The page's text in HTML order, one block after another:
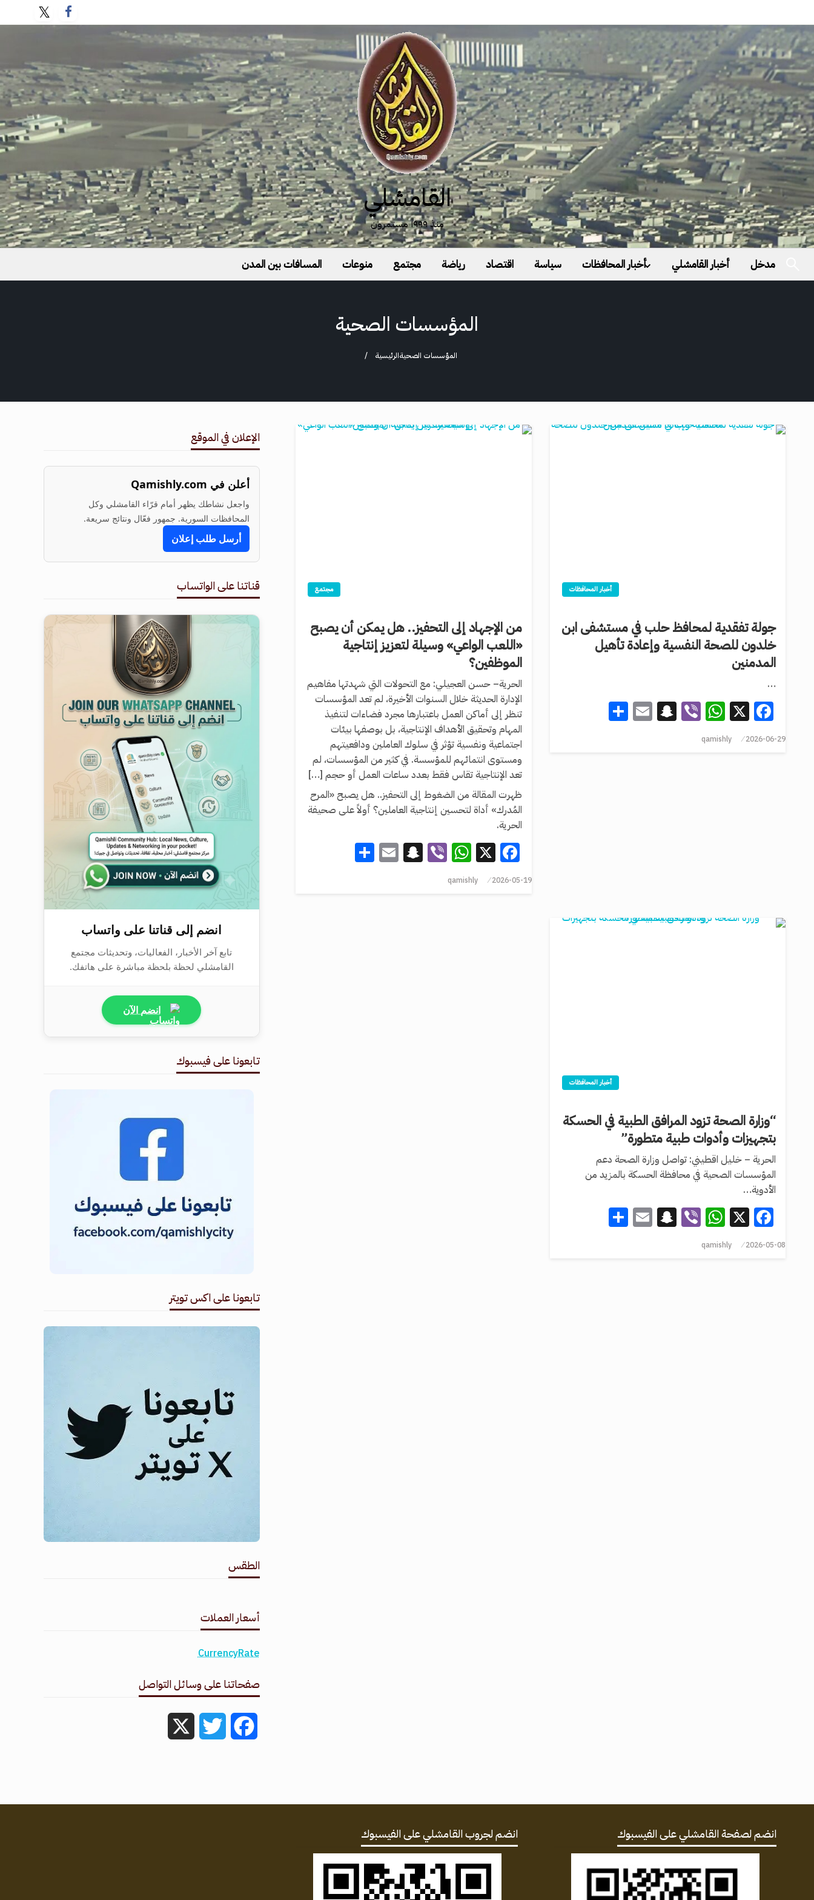
القامشلي
منذ ١٩٩٩ مستمرون
مدخل أخبار القامشلي أخبار المحافظات سياسة اقتصاد رياضة مجتمع منوعات المسافات بين المدن
المؤسسات الصحية
الرئيسيةالمؤسسات الصحية
أخبار المحافظات
جولة تفقدية لمحافظ حلب في مستشفى ابن
خلدون للصحة النفسية وإعادة تأهيل
المدمنين
…
Facebook
X
WhatsApp
Viber
Snapchat
Email
2026-06-29
qamishly
مجتمع
من الإجهاد إلى التحفيز.. هل يمكن أن يصبح
«اللعب الواعي» وسيلة لتعزيز إنتاجية
الموظفين؟
الحرية– حسن العجيلي: مع التحولات التي شهدتها مفاهيم
الإدارة الحديثة خلال السنوات الأخيرة، لم تعد المؤسسات
تنظر إلى أماكن العمل باعتبارها مجرد فضاءات لتنفيذ
المهام وتحقيق الأهداف الإنتاجية، بل بوصفها بيئات
اجتماعية ونفسية تؤثر في سلوك العاملين ودافعيتهم
ومستوى انتمائهم للمؤسسة. في كثير من المؤسسات، لم
تعد الإنتاجية تقاس فقط بعدد ساعات العمل أو حجم […]
ظهرت المقالة من الضغوط إلى التحفيز.. هل يصبح «المرح
المُدرك» أداة لتحسين إنتاجية العاملين؟ أولاً على صحيفة
الحرية.
Facebook
X
WhatsApp
Viber
Snapchat
Email
2026-05-19
qamishly
أخبار المحافظات
“وزارة الصحة تزود المرافق الطبية في الحسكة
بتجهيزات وأدوات طبية متطورة”
الحرية – خليل اقطيني: تواصل وزارة الصحة دعم
المؤسسات الصحية في محافظة الحسكة بالمزيد من
الأدوية…
Facebook
X
WhatsApp
Viber
Snapchat
Email
2026-05-08
qamishly
الإعلان في الموقع
أعلن في Qamishly.com
واجعل نشاطك يظهر أمام قرّاء القامشلي وكل
المحافظات السورية. جمهور فعّال ونتائج سريعة.
أرسل طلب إعلان
قناتنا على الواتساب
انضم إلى قناتنا على واتساب
تابع آخر الأخبار، الفعاليات، وتحديثات مجتمع
القامشلي لحظة بلحظة مباشرة على هاتفك.
انضم الآن
تابعونا على فيسبوك
تابعونا على اكس تويتر
الطقس
أسعار العملات
CurrencyRate
صفحاتنا على وسائل التواصل
Facebook
Twitter
انضم لصفحة القامشلي على الفيسبوك انضم لجروب القامشلي على الفيسبوك